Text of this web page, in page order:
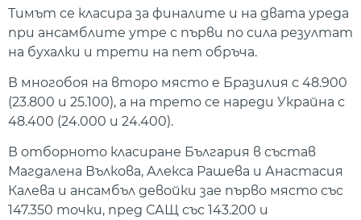
Тимът се класира за финалите и на двата уреда
при ансамблите утре с първи по сила резултат
на бухалки и трети на пет обръча.
В многобоя на второ място е Бразилия с 48.900
(23.800 и 25.100), а на трето се нареди Украйна с
48.400 (24.000 и 24.400).
В отборното класиране България в състав
Магдалена Вълкова, Алекса Рашева и Анастасия
Калева и ансамбъл девойки зае първо място със
147.350 точки, пред САЩ със 143.200 и